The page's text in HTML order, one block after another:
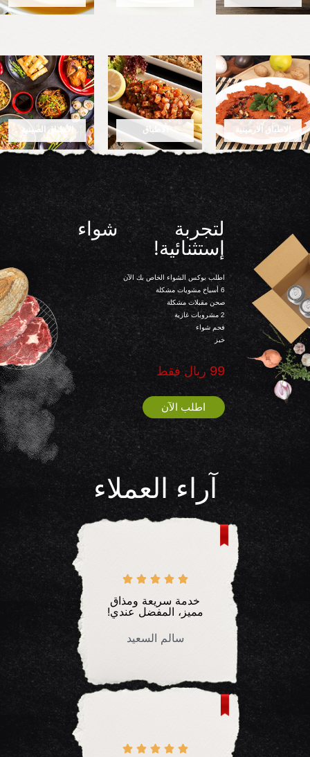
الاطباق الارمينية الاطباق الأطباق الصينية
لتجربة شواء
إستثنائية!
اطلب بوكس الشواء الخاص بك الآن
6 أسياخ مشويات مشكلة
صحن مقبلات مشكلة
2 مشروبات غازية
فحم شواء
خبز
99 ريال فقط
اطلب الآن
آراء العملاء





خدمة سريعة ومذاق
مميز، المفضل عندي!
سالم السعيد




